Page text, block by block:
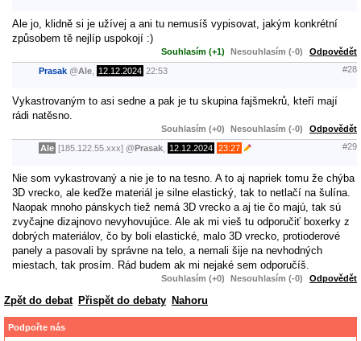
Ale jo, klidně si je užívej a ani tu nemusíš vypisovat, jakým konkrétní
způsobem tě nejlíp uspokojí :)
Souhlasím (+1) Nesouhlasím (-0) Odpovědět
Prasak @Ale 12.12.2024 22:53 #28
Vykastrovaným to asi sedne a pak je tu skupina fajšmekrů, kteří mají
rádi natěsno.
Souhlasím (+0) Nesouhlasím (-0) Odpovědět
Ale [185.122.55.xxx] @Prasak 12.12.2024 23:27 #29
Nie som vykastrovaný a nie je to na tesno. A to aj napriek tomu že chýba
3D vrecko, ale keďže materiál je silne elastický, tak to netlačí na šulína.
Naopak mnoho pánskych tiež nemá 3D vrecko a aj tie čo majú, tak sú
zvyčajne dizajnovo nevyhovujúce. Ale ak mi vieš tu odporučiť boxerky z
dobrých materiálov, čo by boli elastické, malo 3D vrecko, protioderové
panely a pasovali by správne na telo, a nemali šije na nevhodných
miestach, tak prosím. Rád budem ak mi nejaké sem odporučíš.
Souhlasím (+0) Nesouhlasím (-0) Odpovědět
Zpět do debat Přispět do debaty Nahoru
Podpořte nás